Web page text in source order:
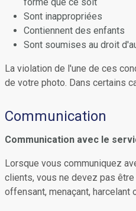
Sont inappropriées
Contiennent des enfants
Sont soumises au droit
La violation de l'une de ces
de votre photo. Dans certains
Communication
Communication avec le
Lorsque vous communiquez
clients, vous ne devez pas
offensant, menaçant, harcelant